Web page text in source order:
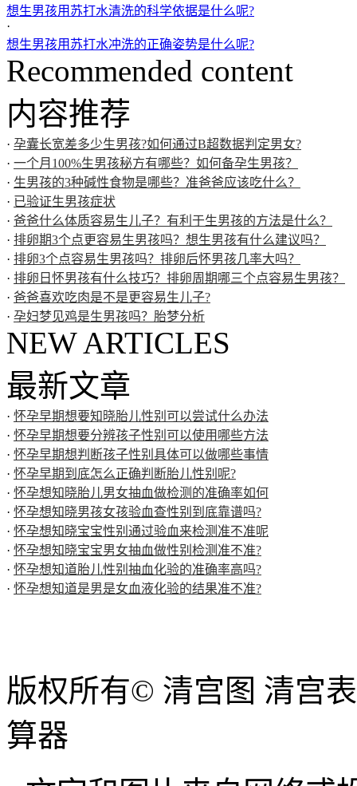
想生男孩用苏打水清洗的科学依据是什么呢?
·
想生男孩用苏打水冲洗的正确姿势是什么呢?
Recommended content
内容推荐
· 孕囊长宽差多少生男孩?如何通过B超数据判定男女?
· 一个月100%生男孩秘方有哪些？如何备孕生男孩？
· 生男孩的3种碱性食物是哪些？准爸爸应该吃什么？
· 已验证生男孩症状
· 爸爸什么体质容易生儿子？有利于生男孩的方法是什么？
· 排卵期3个点更容易生男孩吗？想生男孩有什么建议吗？
· 排卵3个点容易生男孩吗？排卵后怀男孩几率大吗？
· 排卵日怀男孩有什么技巧？排卵周期哪三个点容易生男孩？
· 爸爸喜欢吃肉是不是更容易生儿子?
· 孕妇梦见鸡是生男孩吗？胎梦分析
NEW ARTICLES
最新文章
· 怀孕早期想要知晓胎儿性别可以尝试什么办法
· 怀孕早期想要分辨孩子性别可以使用哪些方法
· 怀孕早期想判断孩子性别具体可以做哪些事情
· 怀孕早期到底怎么正确判断胎儿性别呢?
· 怀孕想知晓胎儿男女抽血做检测的准确率如何
· 怀孕想知晓男孩女孩验血查性别到底靠谱吗?
· 怀孕想知晓宝宝性别通过验血来检测准不准呢
· 怀孕想知晓宝宝男女抽血做性别检测准不准?
· 怀孕想知道胎儿性别抽血化验的准确率高吗?
· 怀孕想知道是男是女血液化验的结果准不准?
版权所有© 清宫图 清宫
算器